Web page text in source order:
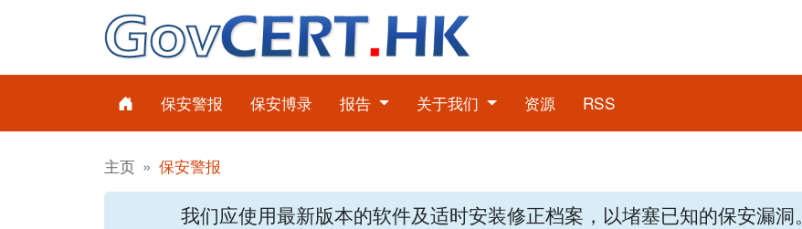
保安警报 保安博录 报告 关于我们 资源 RSS
主页 保安警报
我们应使用最新版本的软件及适时安装修正档案，以堵塞已知的保安漏洞。